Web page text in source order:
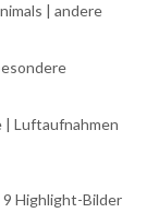
| andere
| Luftaufnahmen
Highlight-Bilder